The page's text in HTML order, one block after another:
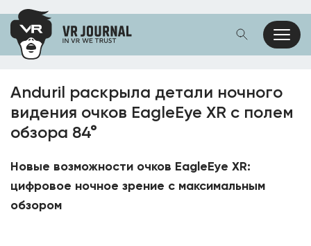
Anduril раскрыла детали ночного
видения очков EagleEye XR с полем
обзора 84°
Новые возможности очков EagleEye XR:
цифровое ночное зрение с максимальным
обзором